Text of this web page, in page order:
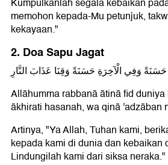
memohon kepada-Mu petunjuk,
kekayaan."
2. Doa Sapu Jagat
حَسَنَةً وَفِي الْآخِرَةِ حَسَنَةً وَقِنَا عَذَابَ النَّارِ
Allāhumma rabbanā ātinā fid
ākhirati hasanah, wa qinā 'adzāban
Artinya, "Ya Allah, Tuhan kami,
kepada kami di dunia dan kebaikan
Lindungilah kami dari siksa neraka."